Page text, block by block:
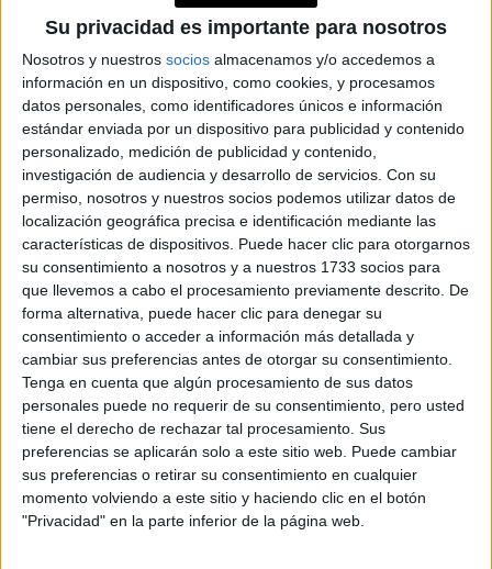
Su privacidad es importante para nosotros
Nosotros y nuestros socios almacenamos y/o accedemos a
información en un dispositivo, como cookies, y procesamos
datos personales, como identificadores únicos e información
estándar enviada por un dispositivo para publicidad y contenido
personalizado, medición de publicidad y contenido,
investigación de audiencia y desarrollo de servicios. Con su
permiso, nosotros y nuestros socios podemos utilizar datos de
localización geográfica precisa e identificación mediante las
características de dispositivos. Puede hacer clic para otorgarnos
su consentimiento a nosotros y a nuestros 1733 socios para
que llevemos a cabo el procesamiento previamente descrito. De
forma alternativa, puede hacer clic para denegar su
consentimiento o acceder a información más detallada y
cambiar sus preferencias antes de otorgar su consentimiento.
Tenga en cuenta que algún procesamiento de sus datos
personales puede no requerir de su consentimiento, pero usted
tiene el derecho de rechazar tal procesamiento. Sus
preferencias se aplicarán solo a este sitio web. Puede cambiar
sus preferencias o retirar su consentimiento en cualquier
momento volviendo a este sitio y haciendo clic en el botón
"Privacidad" en la parte inferior de la página web.
la piel con exceso de productos, por lo que
el corrector en las ojeras para disimular el
cansancio y en otras zonas que necesite la piel.
Usarcorrector de textura cremosa:Se utiliza esta
textura para que se asiente bien sobre la piel y que
no se generen pliegues, lo ideal es usar brochas para
difuminar pero también lo podes estirar con la yema de los
dedos.
Usar poca cantidad de producto:Se tiene que tener
en cuenta queno todas las pieles necesitan la misma
cantidad de producto, pero hay que aplicar el
corrector moderadamente para que la piel no tenga
un efecto cuarteado. Además siempre hay que
mantener la zona hidratada para conseguir una mirada
luminosa.